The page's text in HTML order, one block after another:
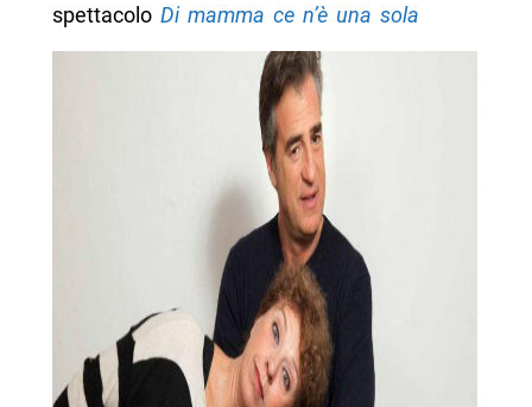
spettacolo Di mamma ce n’è una sola